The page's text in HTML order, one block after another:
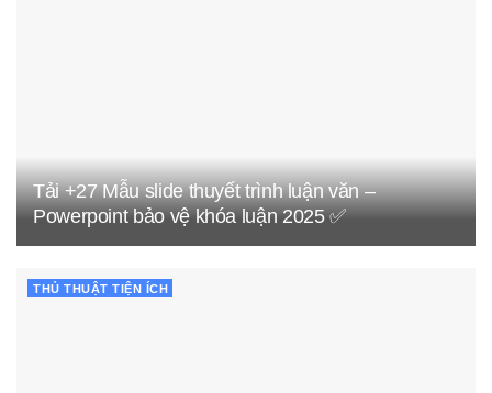
Tải +27 Mẫu slide thuyết trình luận văn –
Powerpoint bảo vệ khóa luận 2025 ✅
THỦ THUẬT TIỆN ÍCH